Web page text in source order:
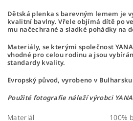
Dětská plenka s barevným lemem je
kvalitní bavlny. Vřele objímá dítě po
mu načechrané a sladké pohádky na
Materiály, se kterými společnost
vhodné pro celou rodinu a jsou
standardy kvality.
Evropský původ, vyrobeno v
Použité fotografie náleží výrobci YANA
Materiál 100%